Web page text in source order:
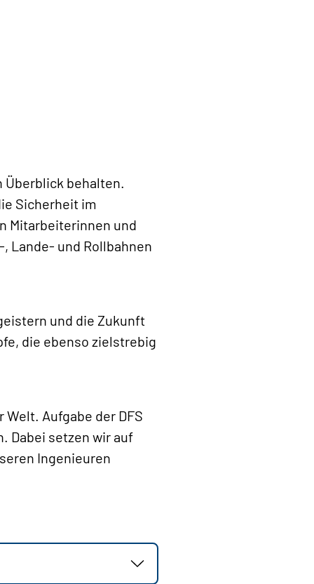
Überblick behalten.
Sicherheit im
Mitarbeiterinnen und
Lande- und Rollbahnen
und die Zukunft
die ebenso zielstrebig
Aufgabe der DFS
Dabei setzen wir auf
Ingenieuren